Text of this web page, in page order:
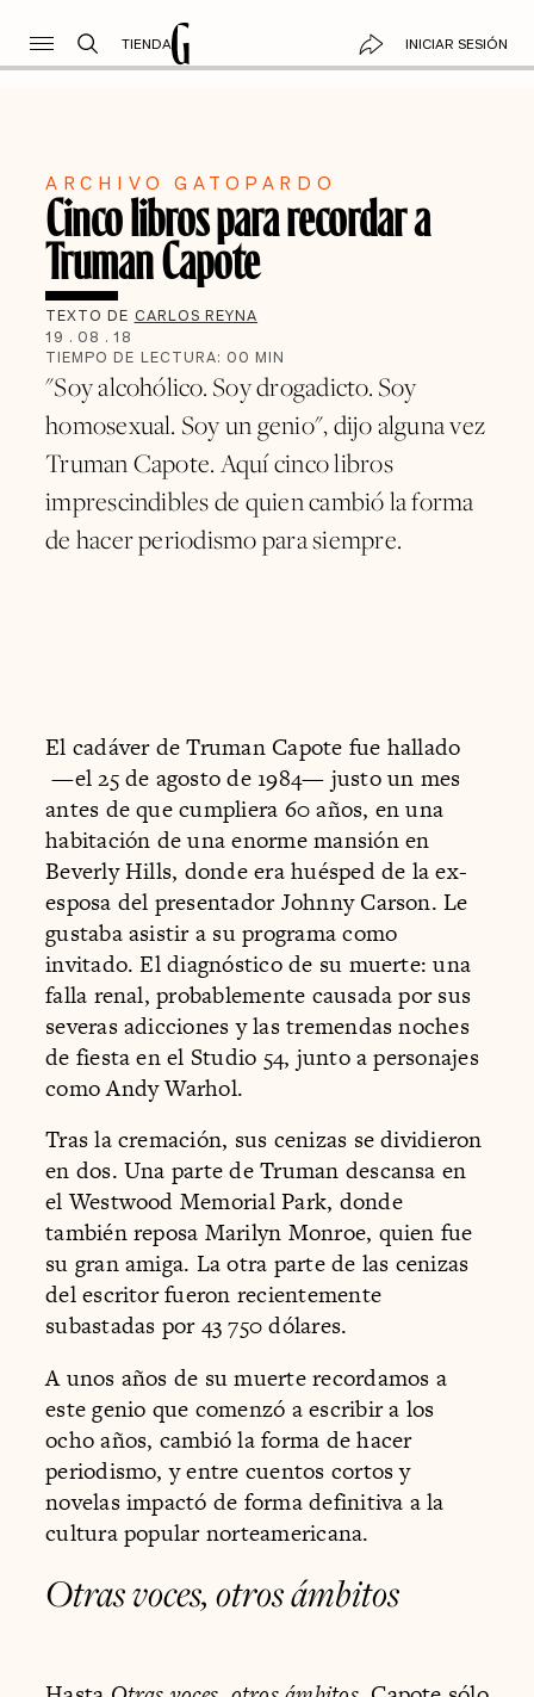
TIENDA INICIAR SESIÓN
ARCHIVO GATOPARDO
Cinco libros para recordar a
Truman Capote
TEXTO DE CARLOS REYNA
19 . 08 . 18
TIEMPO DE LECTURA: 00 MIN
"Soy alcohólico. Soy drogadicto. Soy
homosexual. Soy un genio", dijo alguna vez
Truman Capote. Aquí cinco libros
imprescindibles de quien cambió la forma
de hacer periodismo para siempre.
El cadáver de Truman Capote fue hallado
—el 25 de agosto de 1984— justo un mes
antes de que cumpliera 60 años, en una
habitación de una enorme mansión en
Beverly Hills, donde era huésped de la ex-
esposa del presentador Johnny Carson. Le
gustaba asistir a su programa como
invitado. El diagnóstico de su muerte: una
falla renal, probablemente causada por sus
severas adicciones y las tremendas noches
de fiesta en el Studio 54, junto a personajes
como Andy Warhol.
Tras la cremación, sus cenizas se dividieron
en dos. Una parte de Truman descansa en
el Westwood Memorial Park, donde
también reposa Marilyn Monroe, quien fue
su gran amiga. La otra parte de las cenizas
del escritor fueron recientemente
subastadas por 43 750 dólares.
A unos años de su muerte recordamos a
este genio que comenzó a escribir a los
ocho años, cambió la forma de hacer
periodismo, y entre cuentos cortos y
novelas impactó de forma definitiva a la
cultura popular norteamericana.
Otras voces, otros ámbitos